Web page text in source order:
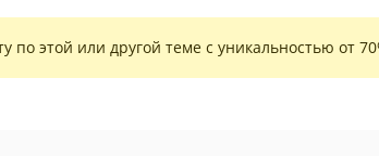
этой или другой теме с уникальностью от